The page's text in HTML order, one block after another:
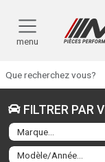
menu
FILTRER PAR